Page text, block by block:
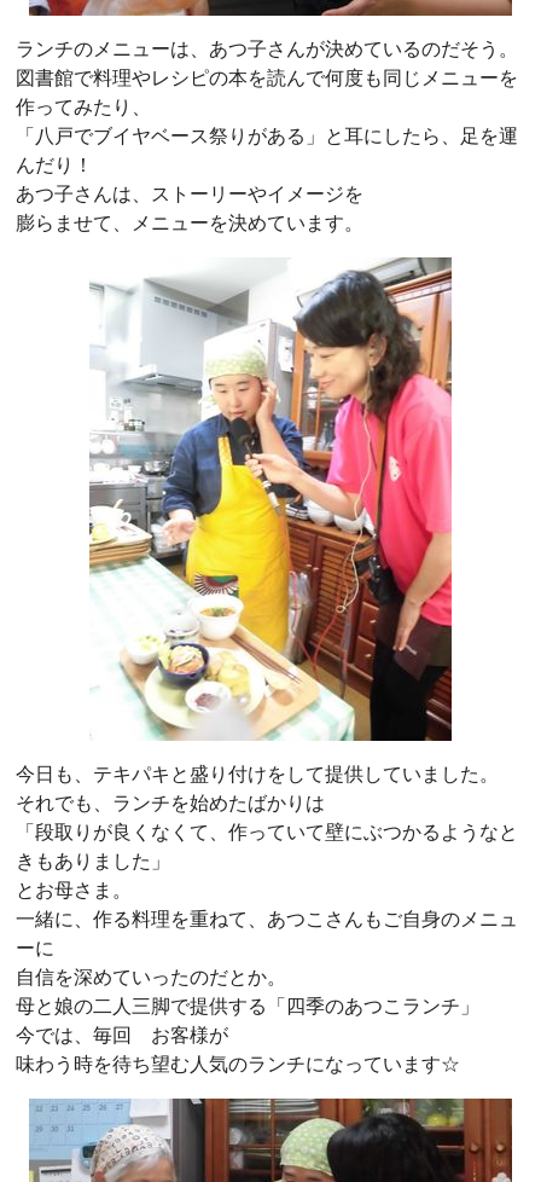
ランチのメニューは、あつ子さんが決めているのだそう。
図書館で料理やレシピの本を読んで何度も同じメニューを
作ってみたり、
「八戸でブイヤベース祭りがある」と耳にしたら、足を運
んだり！
あつ子さんは、ストーリーやイメージを
膨らませて、メニューを決めています。
今日も、テキパキと盛り付けをして提供していました。
それでも、ランチを始めたばかりは
「段取りが良くなくて、作っていて壁にぶつかるようなと
きもありました」
とお母さま。
一緒に、作る料理を重ねて、あつこさんもご自身のメニュ
ーに
自信を深めていったのだとか。
母と娘の二人三脚で提供する「四季のあつこランチ」
今では、毎回 お客様が
味わう時を待ち望む人気のランチになっています☆